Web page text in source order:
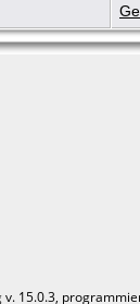
v. 15.0.3,